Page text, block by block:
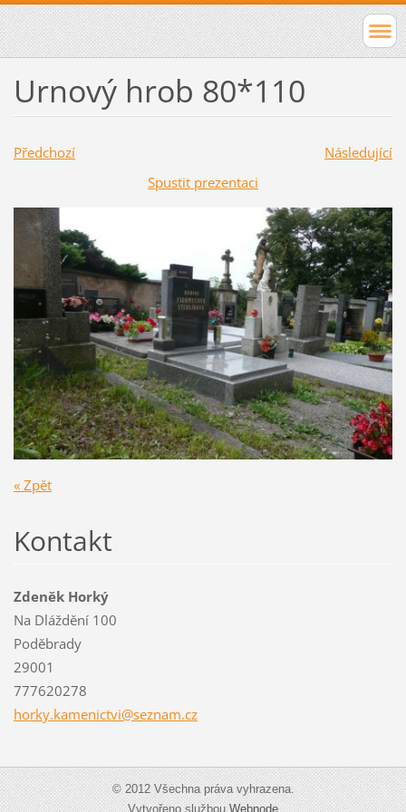
Urnový hrob 80*110
Předchozí
Následující
Spustit prezentaci
« Zpět
Kontakt
Zdeněk Horký
Na Dláždění 100
Poděbrady
29001
777620278
horky.kamenictvi@seznam.cz
© 2012 Všechna práva vyhrazena.
Vytvořeno službouWebnode